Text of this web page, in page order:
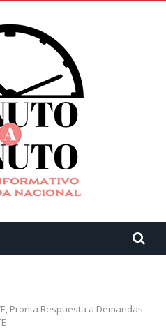
Pronta Respuesta a Demandas